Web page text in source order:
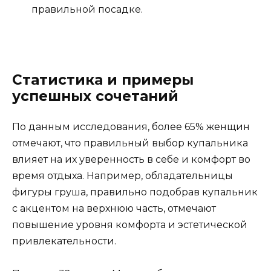
правильной посадке.
Статистика и примеры
успешных сочетаний
По данным исследования, более 65% женщин
отмечают, что правильный выбор купальника
влияет на их уверенность в себе и комфорт во
время отдыха. Например, обладательницы
фигуры груша, правильно подобрав купальник
с акцентом на верхнюю часть, отмечают
повышение уровня комфорта и эстетической
привлекательности.